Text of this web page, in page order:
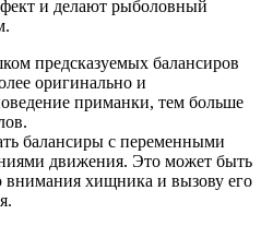
и делают рыболовный
предсказуемых балансиров
оригинально и
приманки, тем больше
балансиры с переменными
движения. Это может быть
хищника и вызову его